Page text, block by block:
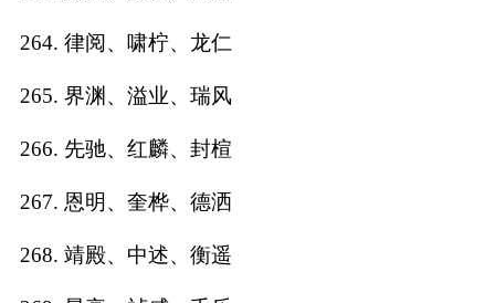
264. 律阅、啸柠、龙仁
265. 界渊、溢业、瑞风
266. 先驰、红麟、封楦
267. 恩明、奎桦、德洒
268. 靖殿、中述、衡遥